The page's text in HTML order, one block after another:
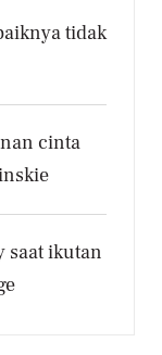
tidak
cinta
saat ikutan